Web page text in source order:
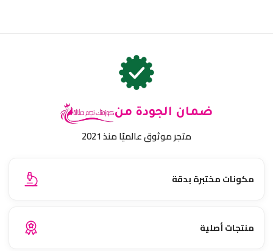
ضمان الجودة من
متجر موثوق عالميًا منذ 2021
مكونات مختبرة بدقة
منتجات أصلية